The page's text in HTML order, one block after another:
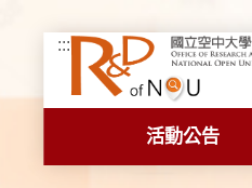
跳到主要內容區塊
:::
活動公告